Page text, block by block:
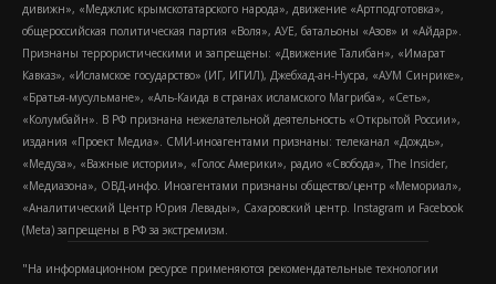
дивижн», «Меджлис крымскотатарского народа», движение «Артподготовка»,
общероссийская политическая партия «Воля», АУЕ, батальоны «Азов» и «Айдар».
Признаны террористическими и запрещены: «Движение Талибан», «Имарат
Кавказ», «Исламское государство» (ИГ, ИГИЛ), Джебхад-ан-Нусра, «АУМ Синрике»,
«Братья-мусульмане», «Аль-Каида в странах исламского Магриба», «Сеть»,
«Колумбайн». В РФ признана нежелательной деятельность «Открытой России»,
издания «Проект Медиа». СМИ-иноагентами признаны: телеканал «Дождь»,
«Медуза», «Важные истории», «Голос Америки», радио «Свобода», The Insider,
«Медиазона», ОВД-инфо. Иноагентами признаны общество/центр «Мемориал»,
«Аналитический Центр Юрия Левады», Сахаровский центр. Instagram и Facebook
(Metа) запрещены в РФ за экстремизм.
"На информационном ресурсе применяются рекомендательные технологии